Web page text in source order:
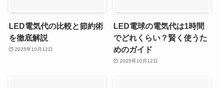
LED電気代の比較と節約術
を徹底解説
2025年10月12日
LED電球の電気代は1時間
でどれくらい？賢く使うた
めのガイド
2025年10月12日